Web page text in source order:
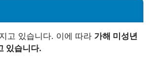
고 있습니다. 이에 따라 가해 미성년
있습니다.